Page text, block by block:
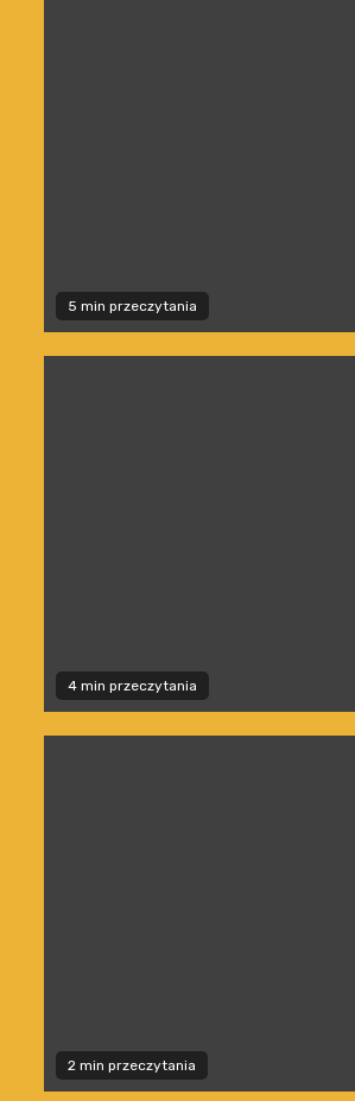
5 min przeczytania
4 min przeczytania
2 min przeczytania